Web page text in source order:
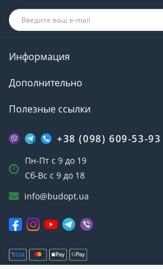
Информация
Дополнительно
Полезные ссылки
+38 (098) 609-53-93
Пн-Пт с 9 до 19
Сб-Вс с 9 до 18
info@budopt.ua